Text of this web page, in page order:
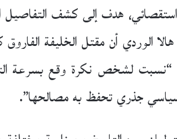
هدف إلى كشف التفاصيل
الوردي أن مقتل الخليفة
“نسبت لشخص نكرة وقع
جذري تحفظ به مصالحها”.